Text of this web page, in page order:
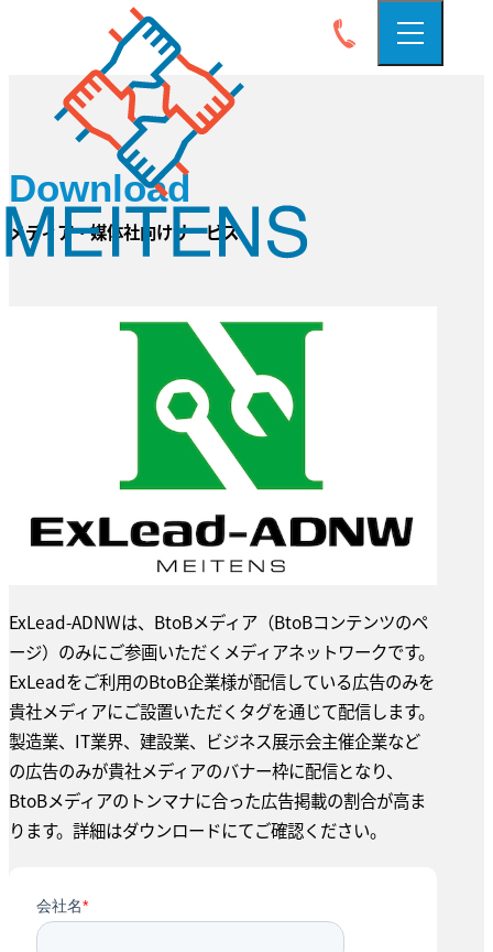
Download
メディア・媒体社向けサービス
ExLead-ADNWは、BtoBメディア（BtoBコンテンツのペ
ージ）のみにご参画いただくメディアネットワークです。
ExLeadをご利用のBtoB企業様が配信している広告のみを
貴社メディアにご設置いただくタグを通じて配信します。
製造業、IT業界、建設業、ビジネス展示会主催企業など
の広告のみが貴社メディアのバナー枠に配信となり、
BtoBメディアのトンマナに合った広告掲載の割合が高ま
ります。詳細はダウンロードにてご確認ください。